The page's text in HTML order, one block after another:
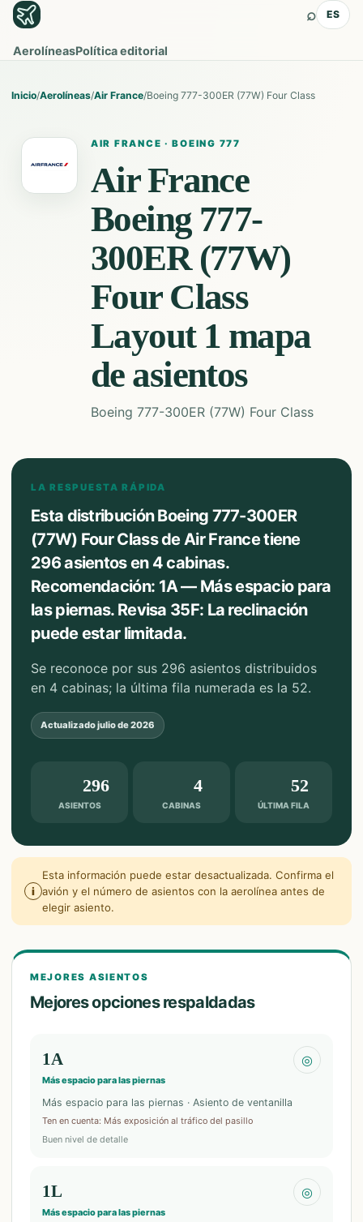
AerolíneasPolítica editorial
⌕ ES
Inicio/Aerolíneas/Air France/Boeing 777-300ER (77W) Four Class
AIR FRANCE ·BOEING 777
Air France
Boeing 777-
300ER (77W)
Four Class
Layout 1 mapa
de asientos
Boeing 777-300ER (77W) Four Class
LA RESPUESTA RÁPIDA
Esta distribución Boeing 777-300ER
(77W) Four Class de Air France tiene
296 asientos en 4 cabinas.
Recomendación: 1A — Más espacio para
las piernas. Revisa 35F: La reclinación
puede estar limitada.
Se reconoce por sus 296 asientos distribuidos
en 4 cabinas; la última fila numerada es la 52.
Actualizadojulio de 2026
ASIENTOS
296
CABINAS
4
ÚLTIMA FILA
52
i
Esta información puede estar desactualizada. Confirma el
avión y el número de asientos con la aerolínea antes de
elegir asiento.
MEJORES ASIENTOS
Mejores opciones respaldadas
1A
Más espacio para las piernas
◎
Más espacio para las piernas · Asiento de ventanilla
Ten en cuenta: Más exposición al tráfico del pasillo
Buen nivel de detalle
1L
Más espacio para las piernas
◎